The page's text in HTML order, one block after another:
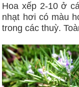
Hoa xếp 2-10 ở
nhạt hơi có màu
trong các thuỳ.